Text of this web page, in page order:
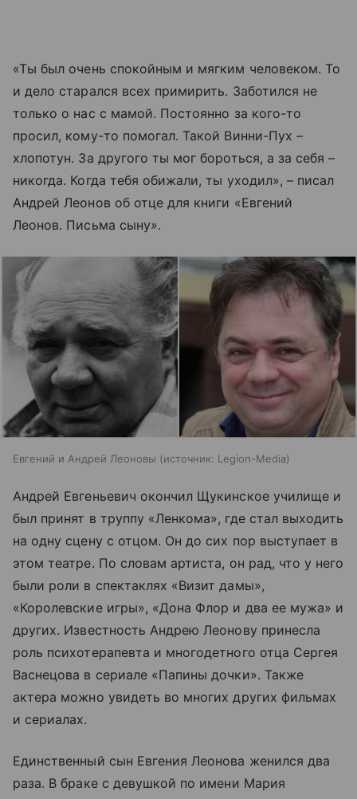
«Ты был очень спокойным и мягким человеком. То
и дело старался всех примирить. Заботился не
только о нас с мамой. Постоянно за кого-то
просил, кому-то помогал. Такой Винни-Пух –
хлопотун. За другого ты мог бороться, а за себя –
никогда. Когда тебя обижали, ты уходил», – писал
Андрей Леонов об отце для книги «Евгений
Леонов. Письма сыну».
Евгений и Андрей Леоновы источник: Legion-Media
Андрей Евгеньевич окончил Щукинское училище и
был принят в труппу «Ленкома», где стал выходить
на одну сцену с отцом. Он до сих пор выступает в
этом театре. По словам артиста, он рад, что у него
были роли в спектаклях «Визит дамы»,
«Королевские игры», «Дона Флор и два ее мужа» и
других. Известность Андрею Леонову принесла
роль психотерапевта и многодетного отца Сергея
Васнецова в сериале «Папины дочки». Также
актера можно увидеть во многих других фильмах
и сериалах.
Единственный сын Евгения Леонова женился два
раза. В браке с девушкой по имени Мария